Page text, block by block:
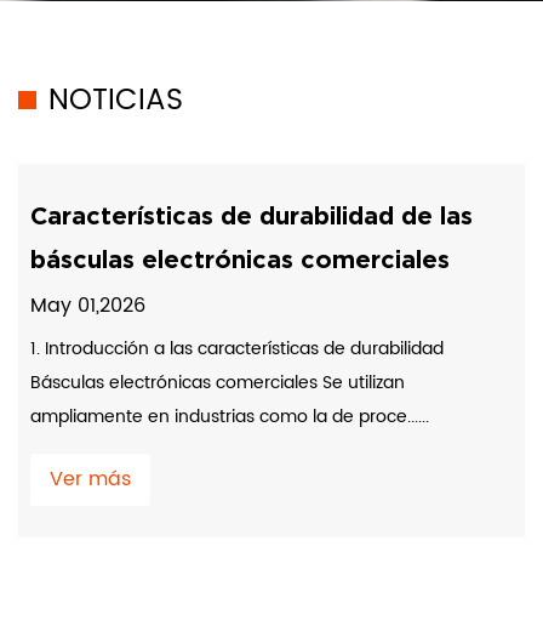
NOTICIAS
Características de durabilidad de las
básculas electrónicas comerciales
May 01,2026
1. Introducción a las características de durabilidad
Básculas electrónicas comerciales Se utilizan
ampliamente en industrias como la de proce......
Ver más